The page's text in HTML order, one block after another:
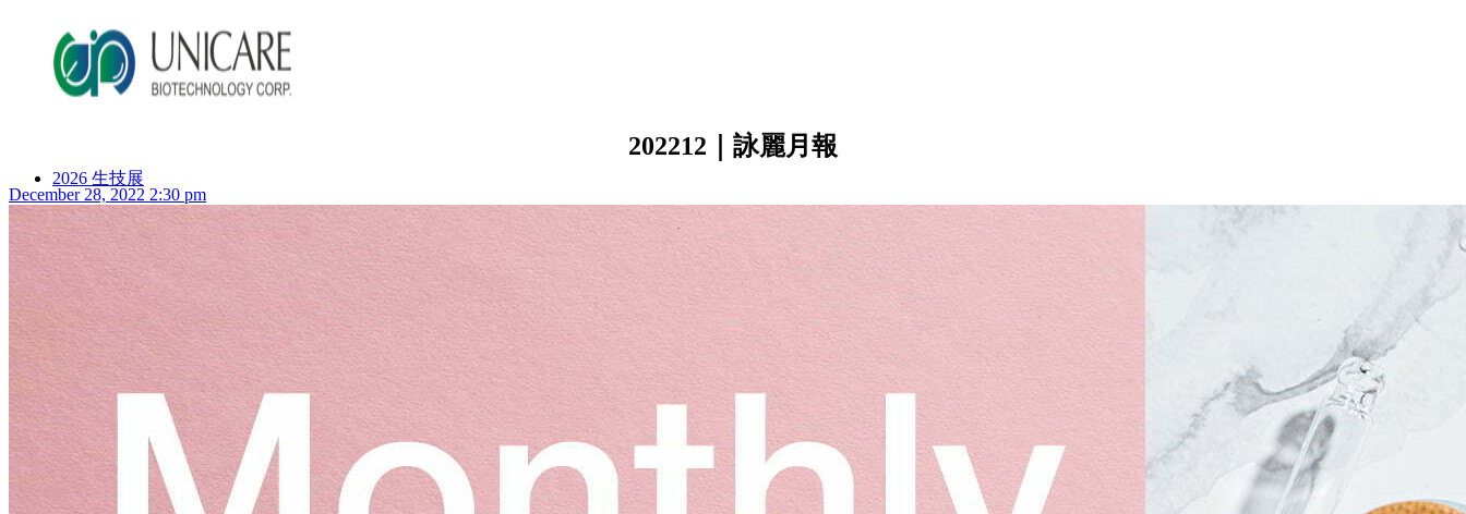
2026 生技展
2025 生技展
關於詠麗
服務流程
美妝產品
ODM產品影片
ODM美妝方案
202212｜詠麗月報
December 28, 2022 2:30 pm